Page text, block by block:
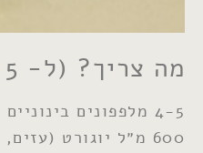
מה צריך? (ל- 5 מנות)
4-5 מלפפונים בינוניים
600 מ״ל יוגורט